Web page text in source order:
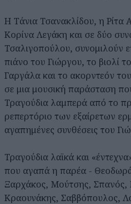
Η Τάνια Τσανακλίδου, η Ρίτα
Κορίνα Λεγάκη και σε δύο
Τσαλιγοπούλου, συνομιλούν
πιάνο του Γιώργου, το βιολί
Γαργάλα και το ακορντεόν
σε μια μουσική παράσταση
Τραγούδια λαμπερά από το
ρεπερτόριο των εξαίρετων
αγαπημένες συνθέσεις του
Τραγούδια λαϊκά και
που αγαπά η παρέα -
Ξαρχάκος, Μούτσης, Σπανός,
Κραουνάκης, Σαββόπουλος,